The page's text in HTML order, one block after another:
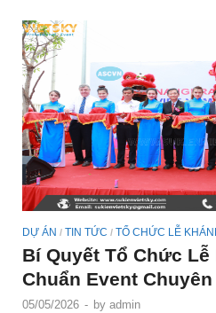
DỰ ÁN / TIN TỨC / TỔ CHỨC LỄ
Bí Quyết Tổ Chức Lễ
Chuẩn Event
05/05/2026 - by admin